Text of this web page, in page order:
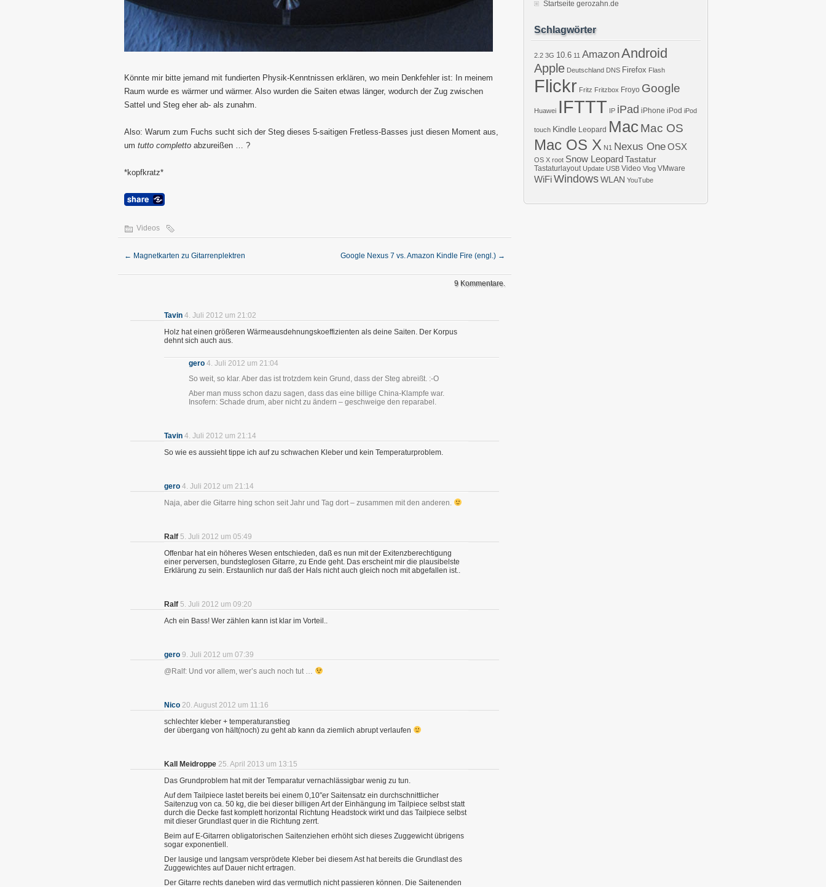
Könnte mir bitte jemand mit fundierten Physik-Kenntnissen erklären, wo mein Denkfehler ist: In meinem
Raum wurde es wärmer und wärmer. Also wurden die Saiten etwas länger, wodurch der Zug zwischen
Sattel und Steg eher ab- als zunahm.
Also: Warum zum Fuchs sucht sich der Steg dieses 5-saitigen Fretless-Basses just diesen Moment aus,
um tutto completto abzureißen … ?
*kopfkratz*
Videos
← Magnetkarten zu Gitarrenplektren Google Nexus 7 vs. Amazon Kindle Fire (engl.) →
9 Kommentare.
Tavin 4. Juli 2012 um 21:02
Holz hat einen größeren Wärmeausdehnungskoeffizienten als deine Saiten. Der Korpus
dehnt sich auch aus.
gero 4. Juli 2012 um 21:04
So weit, so klar. Aber das ist trotzdem kein Grund, dass der Steg abreißt. :-O
Aber man muss schon dazu sagen, dass das eine billige China-Klampfe war.
Insofern: Schade drum, aber nicht zu ändern – geschweige den reparabel.
Tavin 4. Juli 2012 um 21:14
So wie es aussieht tippe ich auf zu schwachen Kleber und kein Temperaturproblem.
gero 4. Juli 2012 um 21:14
Naja, aber die Gitarre hing schon seit Jahr und Tag dort – zusammen mit den anderen.
Ralf 5. Juli 2012 um 05:49
Offenbar hat ein höheres Wesen entschieden, daß es nun mit der Exitenzberechtigung
einer perversen, bundsteglosen Gitarre, zu Ende geht. Das erscheint mir die plausibelste
Erklärung zu sein. Erstaunlich nur daß der Hals nicht auch gleich noch mit abgefallen ist..
Ralf 5. Juli 2012 um 09:20
Ach ein Bass! Wer zählen kann ist klar im Vorteil..
gero 9. Juli 2012 um 07:39
@Ralf: Und vor allem, wer’s auch noch tut …
Nico 20. August 2012 um 11:16
schlechter kleber + temperaturanstieg
der übergang von hält(noch) zu geht ab kann da ziemlich abrupt verlaufen
Kall Meidroppe 25. April 2013 um 13:15
Das Grundproblem hat mit der Temparatur vernachlässigbar wenig zu tun.
Auf dem Tailpiece lastet bereits bei einem 0,10″er Saitensatz ein durchschnittlicher
Saitenzug von ca. 50 kg, die bei dieser billigen Art der Einhängung im Tailpiece selbst statt
durch die Decke fast komplett horizontal Richtung Headstock wirkt und das Tailpiece selbst
mit dieser Grundlast quer in die Richtung zerrt.
Beim auf E-Gitarren obligatorischen Saitenziehen erhöht sich dieses Zuggewicht übrigens
sogar exponentiell.
Der lausige und langsam versprödete Kleber bei diesem Ast hat bereits die Grundlast des
Zuggewichtes auf Dauer nicht ertragen.
Der Gitarre rechts daneben wird das vermutlich nicht passieren können. Die Saitenenden
Startseite gerozahn.de
Schlagwörter
2.2 3G 10.6 11 AmazonAndroid
Apple Deutschland DNS Firefox Flash
Flickr Fritz Fritzbox Froyo Google
Huawei IFTTT IP iPad iPhone iPod iPod
touch Kindle Leopard MacMac OS
Mac OS X N1 Nexus OneOSX
OS X root Snow LeopardTastatur
Tastaturlayout Update USB Video Vlog VMware
WiFiWindowsWLAN YouTube